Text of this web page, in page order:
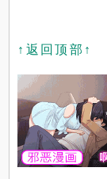
↑返回顶部↑